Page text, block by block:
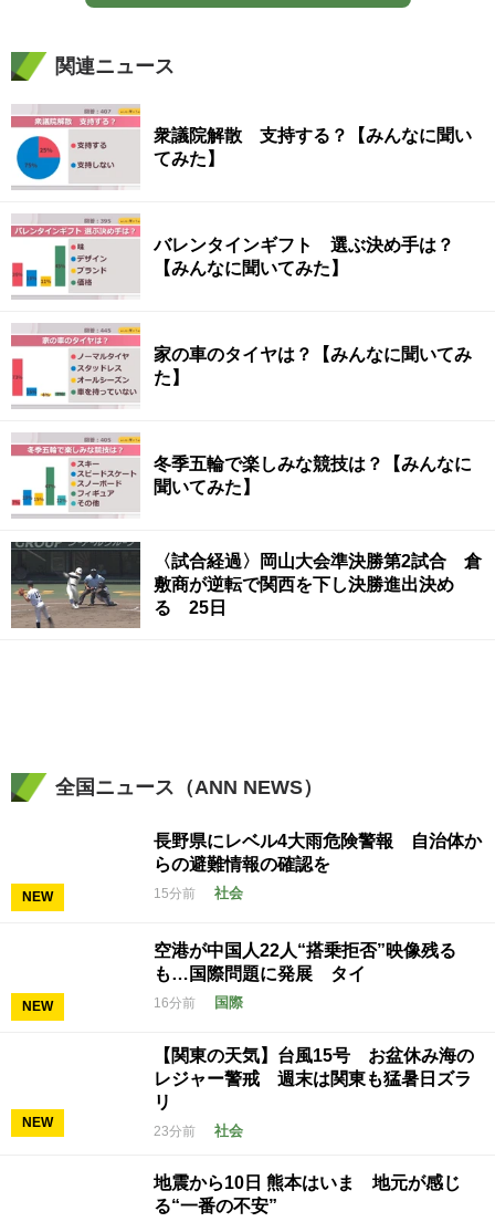
関連ニュース
衆議院解散 支持する？【みんなに聞い
てみた】
バレンタインギフト 選ぶ決め手は？
【みんなに聞いてみた】
家の車のタイヤは？【みんなに聞いてみ
た】
冬季五輪で楽しみな競技は？【みんなに
聞いてみた】
〈試合経過〉岡山大会準決勝第2試合 倉
敷商が逆転で関西を下し決勝進出決め
る 25日
全国ニュース（ANN NEWS）
NEW
長野県にレベル4大雨危険警報 自治体か
らの避難情報の確認を
15分前 社会
NEW
空港が中国人22人“搭乗拒否”映像残る
も…国際問題に発展 タイ
16分前 国際
NEW
【関東の天気】台風15号 お盆休み海の
レジャー警戒 週末は関東も猛暑日ズラ
リ
23分前 社会
地震から10日 熊本はいま 地元が感じ
る“一番の不安”